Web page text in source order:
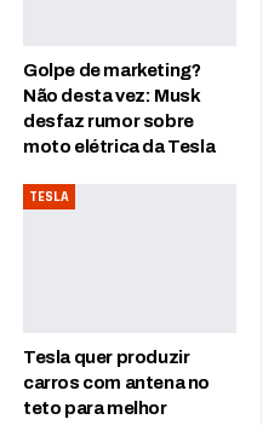
Golpe de marketing?
Não desta vez: Musk
desfaz rumor sobre
moto elétrica da Tesla
TESLA
Tesla quer produzir
carros com antena no
teto para melhor